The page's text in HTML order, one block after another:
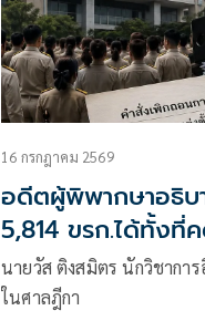
16 กรกฎาคม 2569
อดีตผู้พิพากษาอธิบ
5,814 ขรก.ได้ทั้งที่
นายวัส ติงสมิตร นักวิชากา
ในศาลฎีกา